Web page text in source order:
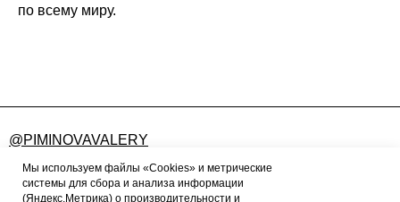
Мы используем файлы «Cookies» и метрические
системы для сбора и анализа информации
(Яндекс.Метрика) о производительности и
по всему миру.
@PIMINOVAVALERY
FEEDBACK@PIMINOVAVALERY.RU